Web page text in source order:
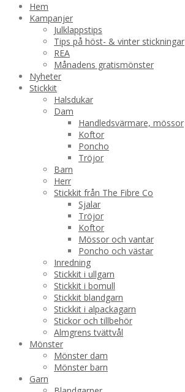
Hem
Kampanjer
Julklappstips
Tips på höst- & vinter stickningar
REA
Månadens gratismönster
Nyheter
Stickkit
Halsdukar
Dam
Handledsvärmare, mössor
Koftor
Poncho
Tröjor
Barn
Herr
Stickkit från The Fibre Co
Sjalar
Tröjor
Koftor
Mössor och vantar
Poncho och västar
Inredning
Stickkit i ullgarn
Stickkit i bomull
Stickkit blandgarn
Stickkit i alpackagarn
Stickor och tillbehör
Almgrens tvättvål
Mönster
Mönster dam
Mönster barn
Garn